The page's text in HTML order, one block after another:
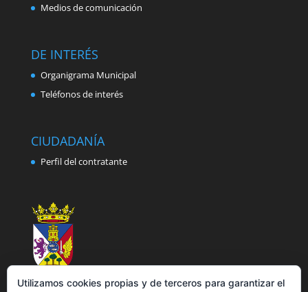
Medios de comunicación
DE INTERÉS
Organigrama Municipal
Teléfonos de interés
CIUDADANÍA
Perfil del contratante
Utilizamos cookies propias y de terceros para garantizar el